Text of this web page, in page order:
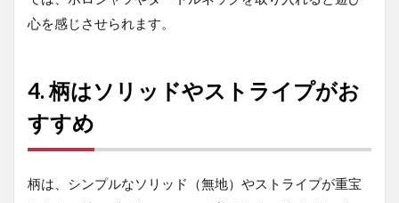
のブ
5.5
ブラ
ック
で極
大人
心を感じさせられます。
4. 柄はソリッドやストライプがお
すすめ
柄は、シンプルなソリッド（無地）やストライプが重宝